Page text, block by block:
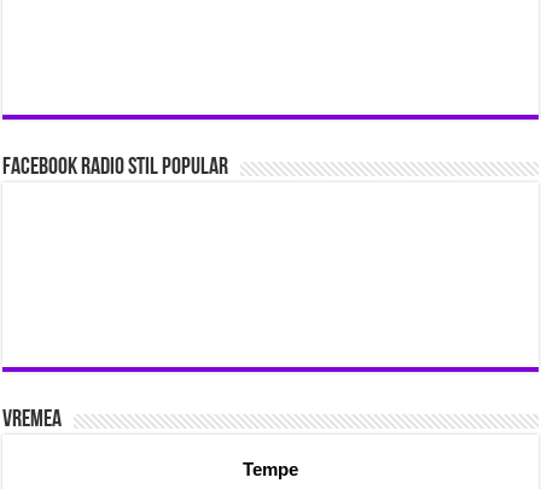
Facebook Radio Stil Popular
Vremea
Tempe